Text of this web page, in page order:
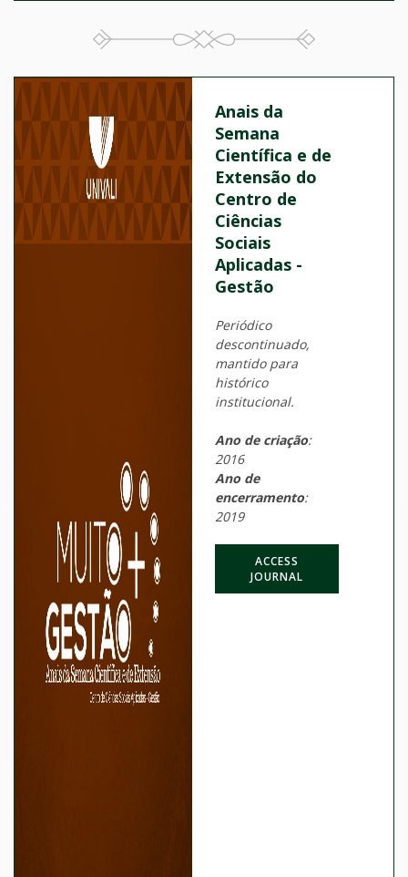
Anais da
Semana
Científica e de
Extensão do
Centro de
Ciências
Sociais
Aplicadas -
Gestão
Periódico
descontinuado,
mantido para
histórico
institucional.
Ano de criação:
2016
Ano de
encerramento:
2019
ACCESS
JOURNAL